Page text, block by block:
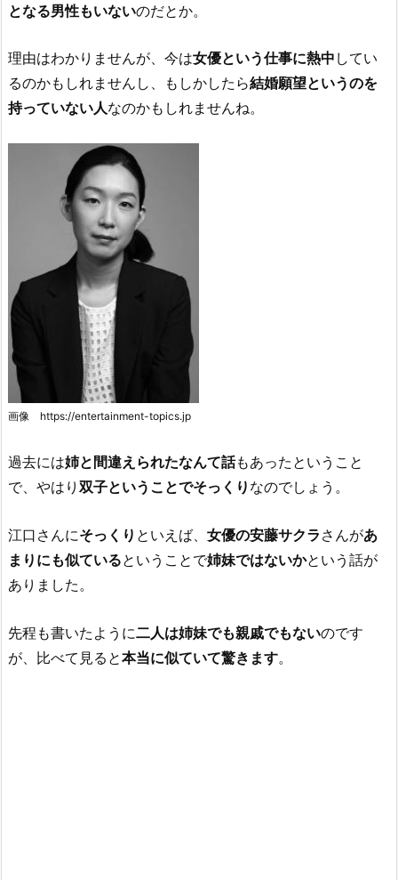
となる男性もいないのだとか。
理由はわかりませんが、今は女優という仕事に熱中 してい
るのかもしれませんし、もしかしたら結婚願望というのを
持っていない人なのかもしれませんね。
画像 https://entertainment-topics.jp
過去には姉と間違えられたなんて話もあったということ
で、やはり 双子ということでそっくり なのでしょう。
江口さんにそっくり といえば、 女優の安藤サクラ さんがあ
まりにも似ているということで姉妹ではないかという話が
ありました。
先程も書いたように二人は姉妹でも親戚でもないのです
が、比べて見ると本当に似ていて驚きます。